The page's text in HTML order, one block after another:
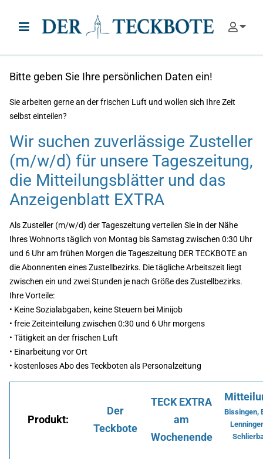
Hauptmenü
Bitte geben Sie Ihre persönlichen Daten ein!
Sie arbeiten gerne an der frischen Luft und wollen sich Ihre Zeit
selbst einteilen?
Wir suchen zuverlässige Zusteller
(m/w/d) für unsere Tageszeitung,
die Mitteilungsblätter und das
Anzeigenblatt EXTRA
Als Zusteller (m/w/d) der Tageszeitung verteilen Sie in der Nähe
Ihres Wohnorts täglich von Montag bis Samstag zwischen 0:30 Uhr
und 6 Uhr am frühen Morgen die Tageszeitung DER TECKBOTE an
die Abonnenten eines Zustellbezirks. Die tägliche Arbeitszeit liegt
zwischen ein und zwei Stunden je nach Größe des Zustellbezirks.
Ihre Vorteile:
• Keine Sozialabgaben, keine Steuern bei Minijob
• freie Zeiteinteilung zwischen 0:30 und 6 Uhr morgens
• Tätigkeit an der frischen Luft
• Einarbeitung vor Ort
• kostenloses Abo des Teckboten als Personalzeitung
Produkt:
Der
Teckbote
TECK EXTRA
am
Wochenende
Bissingen,